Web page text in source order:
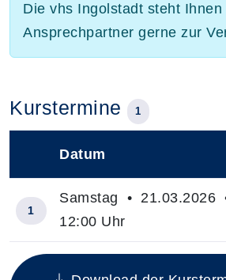
Die vhs Ingolstadt steht Ihnen
Ansprechpartner gerne zur
Kurstermine 1
Insgesamt gibt es 1 Termine
Datum
1
Samstag • 21.03.2026
12:00 Uhr